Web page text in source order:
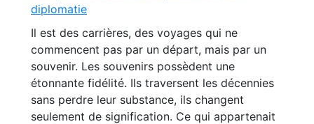
diplomatie
Il est des carrières, des voyages qui ne
commencent pas par un départ, mais par un
souvenir. Les souvenirs possèdent une
étonnante fidélité. Ils traversent les décennies
sans perdre leur substance, ils changent
seulement de signification. Ce qui appartenait